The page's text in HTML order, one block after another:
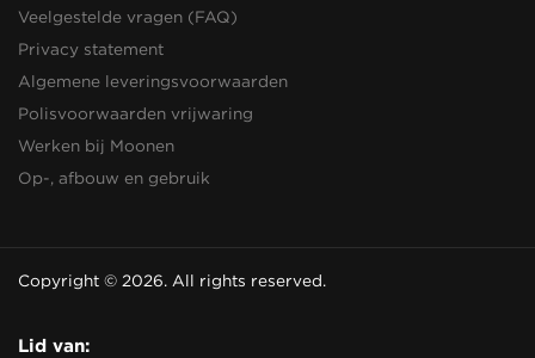
Veelgestelde vragen (FAQ)
Privacy statement
Algemene leveringsvoorwaarden
Polisvoorwaarden vrijwaring
Werken bij Moonen
Op-, afbouw en gebruik
Copyright © 2026. All rights reserved.
Lid van: